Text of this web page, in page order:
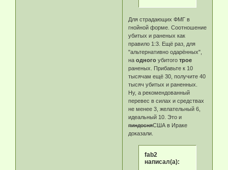
Для страдающих ФМГ в
гнойной форме. Соотношение
убитых и раненых как
правило 1:3. Ещё раз, для
"альтернативно одарённых",
наодного убитоготрое
раненых. Прибавьте к 10
тысячам ещё 30, получите 40
тысяч убитых и раненных.
Ну, а рекомендованный
перевес в силах и средствах
не менее 3, желательный 6,
идеальный 10. Это и
пиндосняСША в Ираке
доказали.
fab2
написал(а):